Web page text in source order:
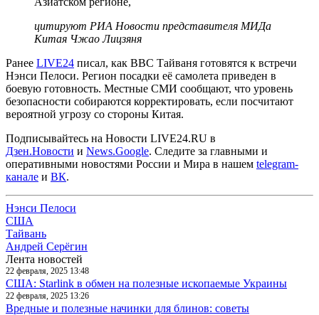
цитируют РИА Новости представителя МИДа
Китая Чжао Лицзяня
Ранее LIVE24 писал, как ВВС Тайваня готовятся к встречи
Нэнси Пелоси. Регион посадки её самолета приведен в
боевую готовность. Местные СМИ сообщают, что уровень
безопасности собираются корректировать, если посчитают
вероятной угрозу со стороны Китая.
Подписывайтесь на Новости LIVE24.RU в
Дзен.Новости и News.Google. Следите за главными и
оперативными новостями России и Мира в нашем telegram-
канале и ВК.
Нэнси Пелоси
США
Тайвань
Андрей Серёгин
Лента новостей
22 февраля, 2025 13:48
США: Starlink в обмен на полезные ископаемые Украины
22 февраля, 2025 13:26
Вредные и полезные начинки для блинов: советы